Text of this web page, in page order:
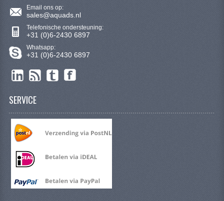
Email ons op:
sales@aquads.nl
Telefonische ondersteuning:
+31 (0)6-2430 6897
Whatsapp:
+31 (0)6-2430 6897
SERVICE